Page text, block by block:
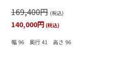
木の色
169,400円 (税込)
140,000円 (税込)
幅 96 奥行 41 高さ 96